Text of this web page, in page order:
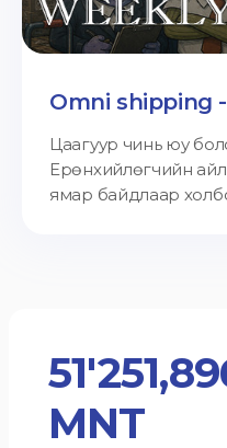
Omni shipping
Цаагуур чинь юу
Ерөнхийлөгчийн
ямар байдлаар
MNT